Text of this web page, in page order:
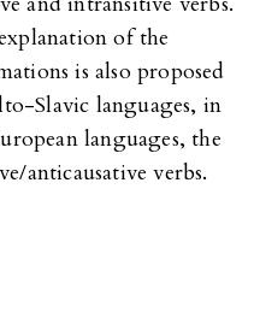
of the
is also proposed
Slavic languages, in
languages, the
anticausative verbs.